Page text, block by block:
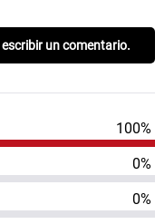
un comentario.
100%
0%
0%